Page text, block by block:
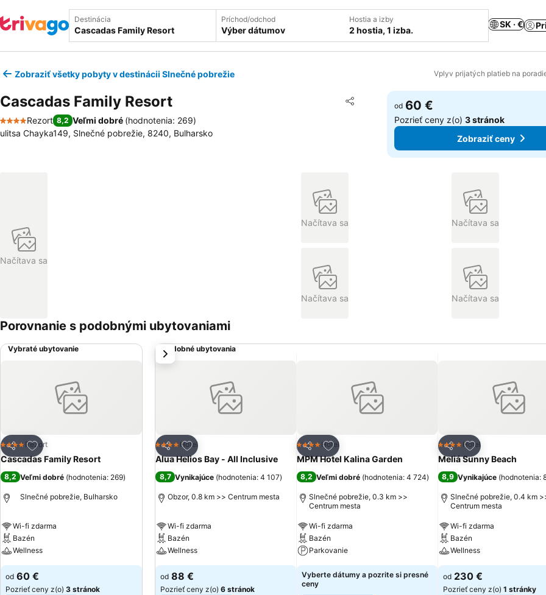
Destinácia Príchod/odchod
Výber dátumov
Hostia a izby
2 hostia, 1 izba.
SK · €
Zobraziť všetky pobyty v destinácii Slnečné pobrežie Vplyv prijatých platieb na
Cascadas Family Resort Zdieľať
Pridať do obľúbených
4 Počet hviezdičiek
Rezort 8,2 Veľmi dobré (hodnotenia: 269)
ulitsa Chayka149, Slnečné pobrežie, 8240, Bulharsko
od 60 €
Pozrieť ceny z(o)3 stránok
Zobraziť ceny
Načítava sa
Načítava sa Načítava sa
Načítava sa Načítava sa
Porovnanie s podobnými ubytovaniami
Vybraté ubytovanie
Zdieľať
Pridať do obľúbených
4 Počet hviezdičiek
Rezort
Cascadas Family Resort
8,2 Veľmi dobré (hodnotenia: 269)
Slnečné pobrežie, Bulharsko
Wi-fi zdarma
Bazén
Wellness
od 60 €
Pozrieť ceny z(o) 3 stránok
Podobné ubytovania
Zdieľať
Pridať do obľúbených
4 Počet hviezdičiek
Hotel
Alua Helios Bay - All Inclusive
8,7 Vynikajúce (hodnotenia: 4 107)
Obzor, 0.8 km >> Centrum mesta
Wi-fi zdarma
Bazén
Wellness
od 88 €
Pozrieť ceny z(o) 6 stránok
Zdieľať
Pridať do obľúbených
4 Počet hviezdičiek
Hotel
MPM Hotel Kalina Garden
8,2 Veľmi dobré (hodnotenia: 4 724)
Slnečné pobrežie, 0.3 km >>
Centrum mesta
Wi-fi zdarma
Bazén
Parkovanie
Vyberte dátumy a pozrite si presné
ceny
Zdieľať
Pridať do
4 Počet hviezdičiek
Hotel
Meliá Sunny Beach
8,9 Vynikajúce (hodnotenia:
Slnečné pobrežie, 0.4 km
Centrum mesta
Wi-fi zdarma
Bazén
Wellness
od 230 €
Pozrieť ceny z(o) 1 stránky
next